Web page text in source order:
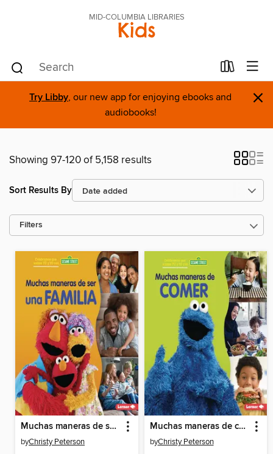
MID-COLUMBIA LIBRARIES
Kids
Try Libby, our new app for enjoying ebooks and
audiobooks!
×
Showing 97-120 of 5,158 results
Sort Results By
Filters
Muchas maneras de ser una familia
byChristy Peterson
Muchas maneras de comer
byChristy Peterson